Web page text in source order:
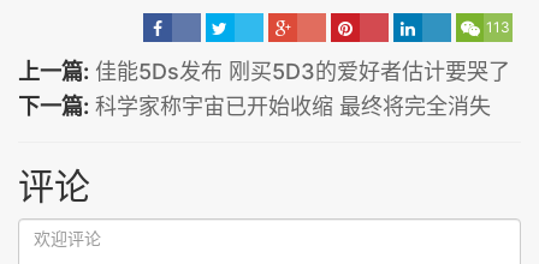
113
上一篇: 佳能5Ds发布 刚买5D3的爱好者估计要哭了
下一篇: 科学家称宇宙已开始收缩 最终将完全消失
评论